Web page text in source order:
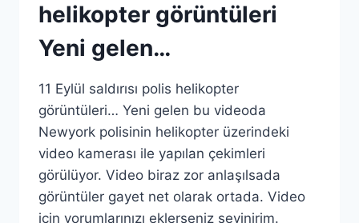
helikopter görüntüleri
Yeni gelen…
11 Eylül saldırısı polis helikopter
görüntüleri… Yeni gelen bu videoda
Newyork polisinin helikopter üzerindeki
video kamerası ile yapılan çekimleri
görülüyor. Video biraz zor anlaşılsada
görüntüler gayet net olarak ortada. Video
için yorumlarınızı eklerseniz sevinirim.